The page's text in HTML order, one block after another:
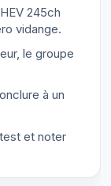
245ch
vidange.
le groupe
à un
et noter